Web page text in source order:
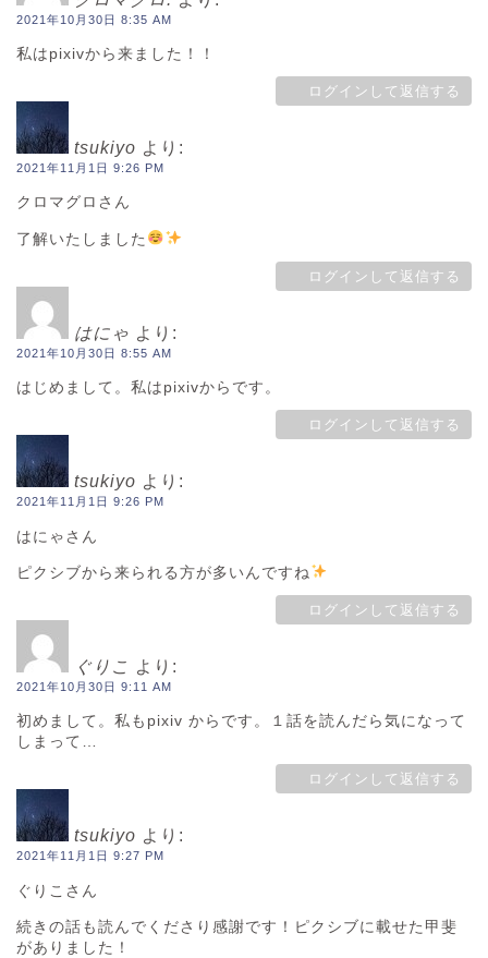
2021年10月30日 8:35 AM
私はpixivから来ました！！
ログインして返信する
tsukiyo より:
2021年11月1日 9:26 PM
クロマグロさん
了解いたしました
ログインして返信する
はにゃ より:
2021年10月30日 8:55 AM
はじめまして。私はpixivからです。
ログインして返信する
tsukiyo より:
2021年11月1日 9:26 PM
はにゃさん
ピクシブから来られる方が多いんですね
ログインして返信する
ぐりこ より:
2021年10月30日 9:11 AM
初めまして。私もpixiv からです。１話を読んだら気になって
しまって…
ログインして返信する
tsukiyo より:
2021年11月1日 9:27 PM
ぐりこさん
続きの話も読んでくださり感謝です！ピクシブに載せた甲斐
がありました！